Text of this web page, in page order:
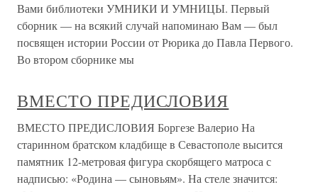
Вами библиотеки УМНИКИ И УМНИЦЫ. Первый
сборник — на всякий случай напоминаю Вам — был
посвящен истории России от Рюрика до Павла Первого.
Во втором сборнике мы
ВМЕСТО ПРЕДИСЛОВИЯ
ВМЕСТО ПРЕДИСЛОВИЯ Боргезе Валерио На
старинном братском кладбище в Севастополе высится
памятник 12-метровая фигура скорбящего матроса с
надписью: «Родина — сыновьям». На стеле значится: